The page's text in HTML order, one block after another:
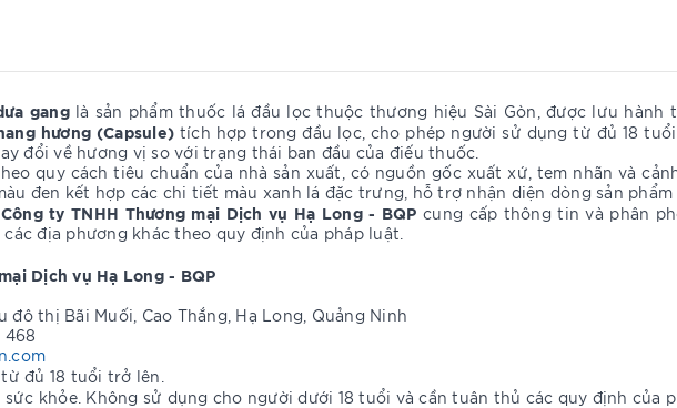
ganglà sản phẩm thuốc lá đầu lọc thuộc thương hiệu Sài Gòn, được lưu hành
hương (Capsule) tích hợp trong đầu lọc, cho phép người sử dụng từ đủ 18
đổi về hương vị so với trạng thái ban đầu của điếu thuốc.
quy cách tiêu chuẩn của nhà sản xuất, có nguồn gốc xuất xứ, tem nhãn và
đen kết hợp các chi tiết màu xanh lá đặc trưng, hỗ trợ nhận diện dòng sản
Công ty TNHH Thương mại Dịch vụ Hạ Long - BQP cung cấp thông tin và phân
địa phương khác theo quy định của pháp luật.
Dịch vụ Hạ Long - BQP
đô thị Bãi Muối, Cao Thắng, Hạ Long, Quảng Ninh
468
đủ 18 tuổi trở lên.
khỏe. Không sử dụng cho người dưới 18 tuổi và cần tuân thủ các quy định của